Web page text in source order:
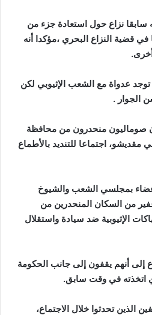
نزاع حول استعادة جزء من
في قضية النزاع البحري ،مؤكدا أنه
عدواة مع الشعب الإثيوبي لكن
الجوار .
صوماليون منحدرون من محافظة
اجتماعا للتنديد بالأطماع
بمجلسي الشعب والشيوخ
من السكان المنحدرين من
الإثيوبية ضد سيادة واستقلال
إلى أنهم يقفون إلى جانب الحكومة
اتخذته في وقت سابق.
الذين تحدثوا خلال الاجتماع،